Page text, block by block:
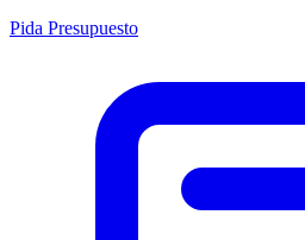
Pida Presupuesto